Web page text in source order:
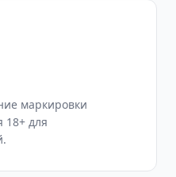
маркировки
18+ для